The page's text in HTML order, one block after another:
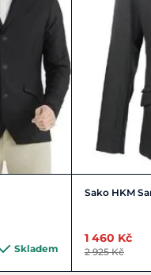
Skladem
Sako HKM
1 460 Kč
2 925 Kč